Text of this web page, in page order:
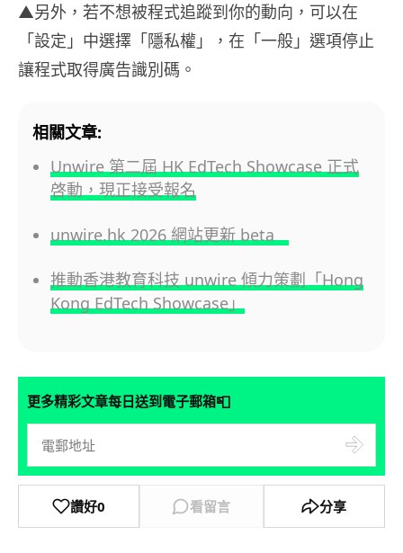
▲另外，若不想被程式追蹤到你的動向，可以在
「設定」中選擇「隱私權」，在「一般」選項停止
讓程式取得廣告識別碼。
相關文章:
Unwire 第二屆 HK EdTech Showcase 正式
啓動，現正接受報名
unwire.hk 2026 網站更新 beta
推動香港教育科技 unwire 傾力策劃「Hong
Kong EdTech Showcase」
更多精彩文章每日送到電子郵箱📮
讚好0 看留言 分享